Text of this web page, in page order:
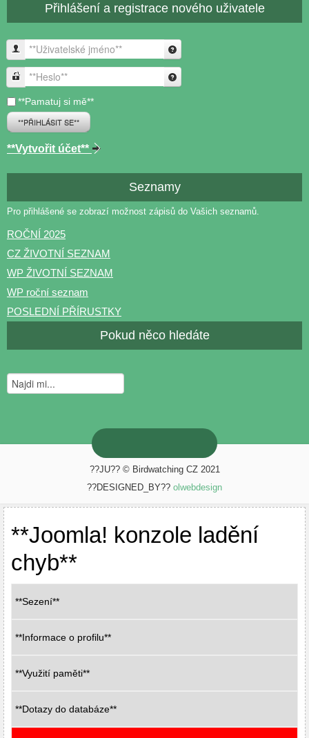
Přihlášení a registrace nového uživatele
**Uživatelské jméno**
**Heslo**
**Pamatuj si mě**
**PŘIHLÁSIT SE**
**Vytvořit účet**
Seznamy
Pro přihlášené se zobrazí možnost zápisů do Vašich seznamů.
ROČNÍ 2025
CZ ŽIVOTNÍ SEZNAM
WP ŽIVOTNÍ SEZNAM
WP roční seznam
POSLEDNÍ PŘÍRUSTKY
Pokud něco hledáte
??JU?? © Birdwatching CZ 2021
??DESIGNED_BY?? olwebdesign
**Joomla! konzole ladění
chyb**
**Sezení**
**Informace o profilu**
**Využití paměti**
**Dotazy do databáze**